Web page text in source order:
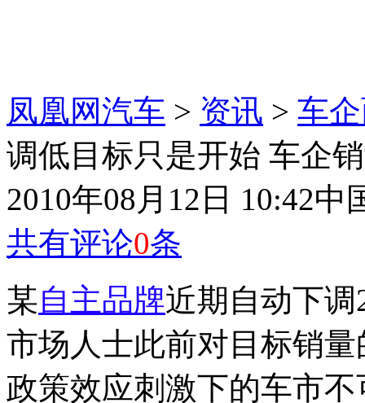
凤凰网汽车 > 资讯 > 车
调低目标只是开始 车企
2010年08月12日 10:42中
共有评论0条
某自主品牌近期自动下
市场人士此前对目标销
政策效应刺激下的车市